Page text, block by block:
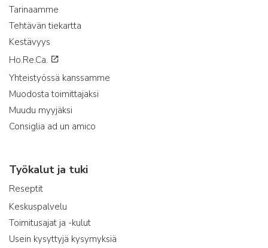
Tarinaamme
Tehtävän tiekartta
Kestävyys
Ho.Re.Ca.
Yhteistyössä kanssamme
Muodosta toimittajaksi
Muudu myyjäksi
Consiglia ad un amico
Työkalut ja tuki
Reseptit
Keskuspalvelu
Toimitusajat ja -kulut
Usein kysyttyjä kysymyksiä